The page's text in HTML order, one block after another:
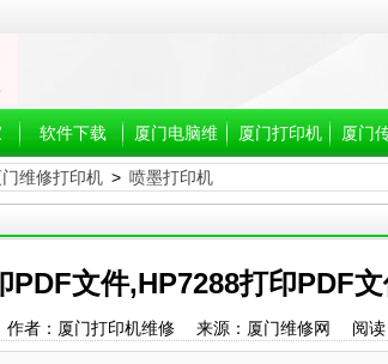
软件下载 厦门电脑维
修
厦门打印机 厦门
维修打印机> 喷墨打印机
PDF文件,HP7288打印PDF
者：厦门打印机维修 来源：厦门维修网 阅读